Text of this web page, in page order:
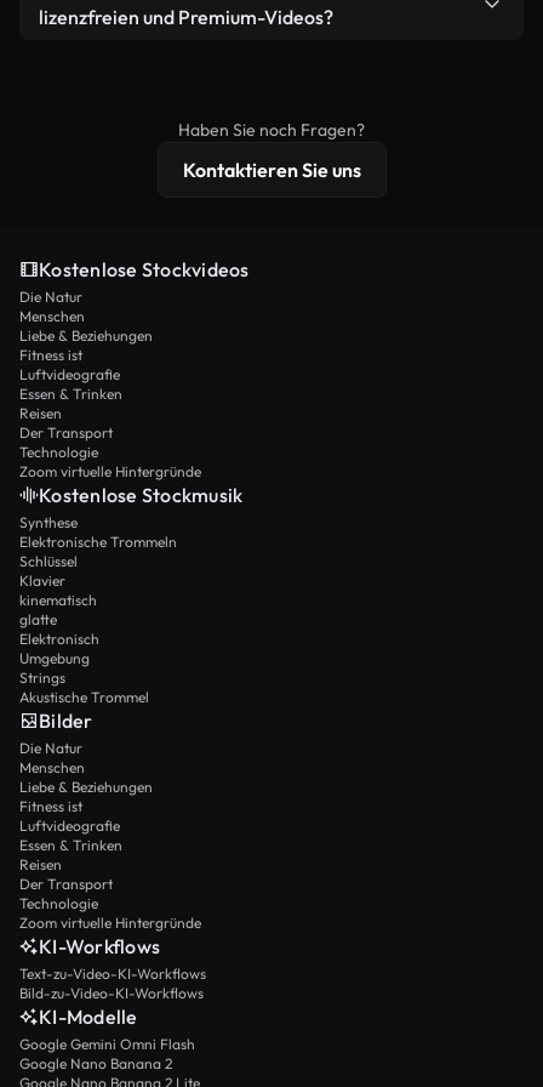
bearbeiten oder neu zusammenstellen. Achten Sie
lizenzfreien und Premium-Videos?
erweiterten Lizenzschutz bieten.
Haben Sie noch Fragen?
Kontaktieren Sie uns
Kostenlose Stockvideos
Die Natur
Menschen
Liebe & Beziehungen
Fitness ist
Luftvideografie
Essen & Trinken
Reisen
Der Transport
Technologie
Zoom virtuelle Hintergründe
Kostenlose Stockmusik
Synthese
Elektronische Trommeln
Schlüssel
Klavier
kinematisch
glatte
Elektronisch
Umgebung
Strings
Akustische Trommel
Bilder
Die Natur
Menschen
Liebe & Beziehungen
Fitness ist
Luftvideografie
Essen & Trinken
Reisen
Der Transport
Technologie
Zoom virtuelle Hintergründe
KI-Workflows
Text-zu-Video-KI-Workflows
Bild-zu-Video-KI-Workflows
KI-Modelle
Google Gemini Omni Flash
Google Nano Banana 2
Google Nano Banana 2 Lite